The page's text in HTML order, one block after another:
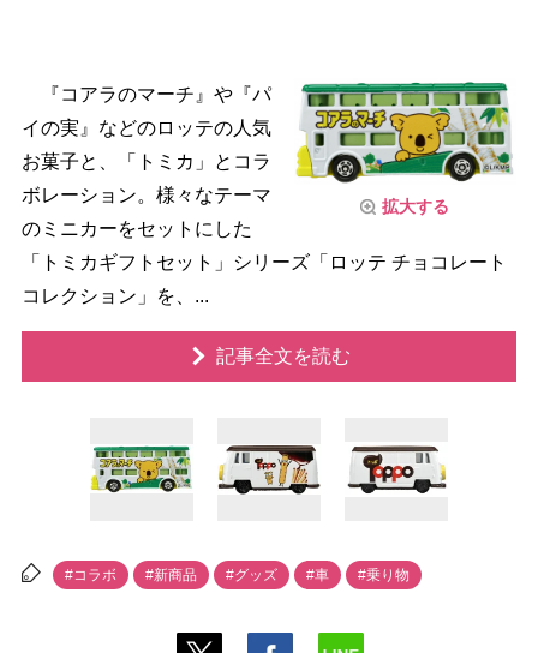
拡大する
『コアラのマーチ』や『パ
イの実』などのロッテの人気
お菓子と、「トミカ」とコラ
ボレーション。様々なテーマ
のミニカーをセットにした
「トミカギフトセット」シリーズ「ロッテ チョコレート
コレクション」を、...
記事全文を読む
#コラボ #新商品 #グッズ #車 #乗り物